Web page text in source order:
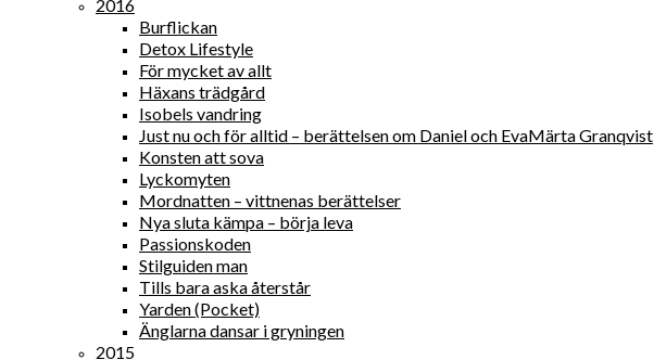
2016
Burflickan
Detox Lifestyle
För mycket av allt
Häxans trädgård
Isobels vandring
Just nu och för alltid – berättelsen om Daniel och EvaMärta Granqvist
Konsten att sova
Lyckomyten
Mordnatten – vittnenas berättelser
Nya sluta kämpa – börja leva
Passionskoden
Stilguiden man
Tills bara aska återstår
Yarden (Pocket)
Änglarna dansar i gryningen
2015